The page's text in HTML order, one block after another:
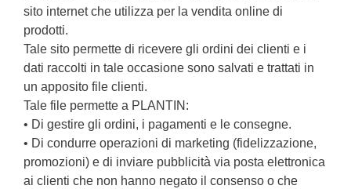
sito internet che utilizza per la vendita online di
prodotti.
Tale sito permette di ricevere gli ordini dei clienti e i
dati raccolti in tale occasione sono salvati e trattati in
un apposito file clienti.
Tale file permette a PLANTIN:
• Di gestire gli ordini, i pagamenti e le consegne.
• Di condurre operazioni di marketing (fidelizzazione,
promozioni) e di inviare pubblicità via posta elettronica
ai clienti che non hanno negato il consenso o che